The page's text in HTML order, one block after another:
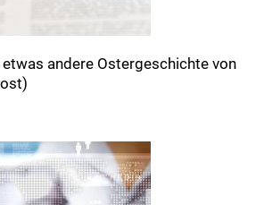
etwas andere Ostergeschichte von